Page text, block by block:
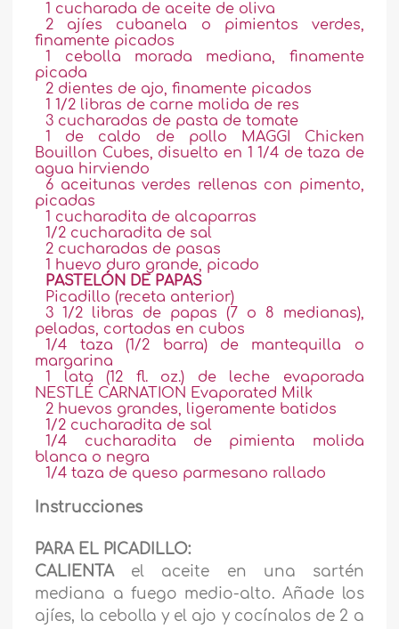
1 cucharada de aceite de oliva
2 ajíes cubanela o pimientos verdes,
finamente picados
1 cebolla morada mediana, finamente
picada
2 dientes de ajo, finamente picados
1 1/2 libras de carne molida de res
3 cucharadas de pasta de tomate
1 de caldo de pollo MAGGI Chicken
Bouillon Cubes, disuelto en 1 1/4 de taza de
agua hirviendo
6 aceitunas verdes rellenas con pimento,
picadas
1 cucharadita de alcaparras
1/2 cucharadita de sal
2 cucharadas de pasas
1 huevo duro grande, picado
PASTELÓN DE PAPAS
Picadillo (receta anterior)
3 1/2 libras de papas (7 o 8 medianas),
peladas, cortadas en cubos
1/4 taza (1/2 barra) de mantequilla o
margarina
1 lata (12 fl. oz.) de leche evaporada
NESTLÉ CARNATION Evaporated Milk
2 huevos grandes, ligeramente batidos
1/2 cucharadita de sal
1/4 cucharadita de pimienta molida
blanca o negra
1/4 taza de queso parmesano rallado
Instrucciones
PARA EL PICADILLO:
CALIENTAel aceite en una sartén
mediana a fuego medio-alto. Añade los
ajíes, la cebolla y el ajo y cocínalos de 2 a